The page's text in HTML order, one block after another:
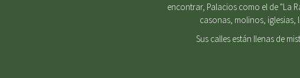
encontrar, Palacios como el de "La
casonas, molinos, iglesias,
Sus calles están llenas de